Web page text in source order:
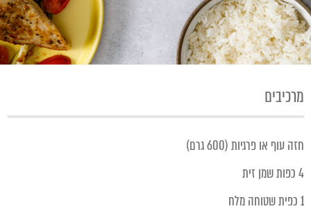
מרכיבים
חזה עוף או פרגיות (600 גרם)
4 כפות שמן זית
1 כפית שטוחה מלח